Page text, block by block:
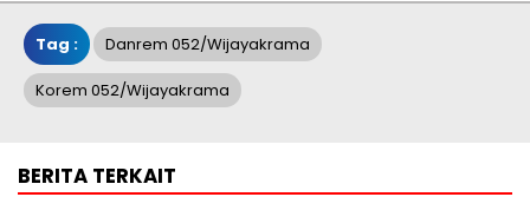
Tag : Danrem 052/Wijayakrama
Korem 052/Wijayakrama
BERITA TERKAIT